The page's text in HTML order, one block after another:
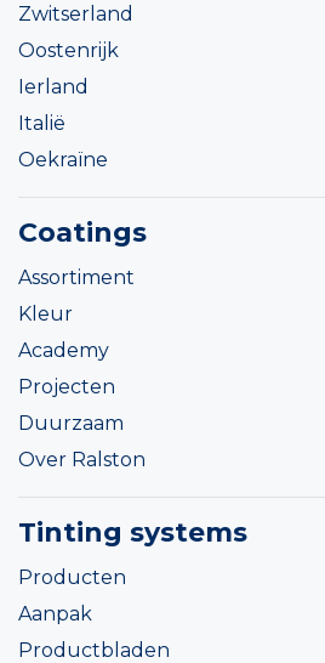
Zwitserland
Oostenrijk
Ierland
Italië
Oekraïne
Coatings
Assortiment
Kleur
Academy
Projecten
Duurzaam
Over Ralston
Tinting systems
Producten
Aanpak
Productbladen